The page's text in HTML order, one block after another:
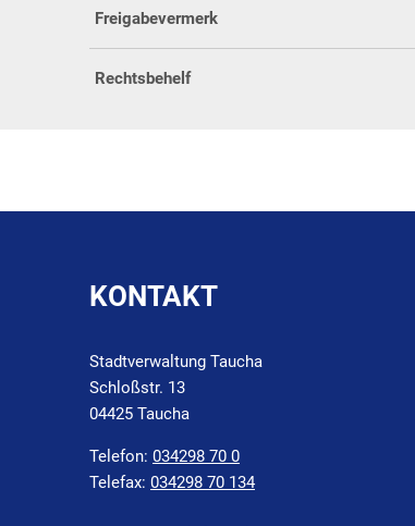
Freigabevermerk
Rechtsbehelf
KONTAKT
Stadtverwaltung Taucha
Schloßstr. 13
04425 Taucha
Telefon: 034298 70 0
Telefax: 034298 70 134